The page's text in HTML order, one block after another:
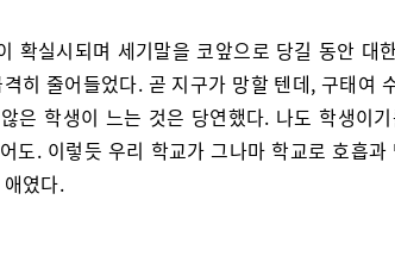
확실시되며 세기말을 코앞으로 당길 동안 대
히 줄어들었다. 곧 지구가 망할 텐데, 구태여
은 학생이 느는 것은 당연했다. 나도 학생이
도. 이렇듯 우리 학교가 그나마 학교로 호흡과
였다.